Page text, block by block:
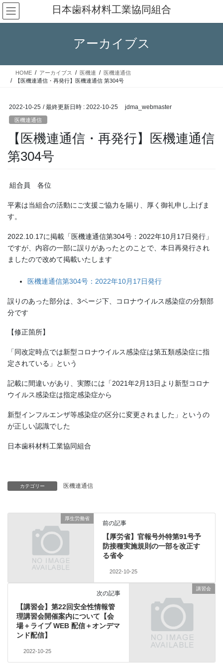
コ
ン
テ
ス
ナ
ビ
ゲ
ン
日本歯科材料工業協同組合
アーカイブス
HOME アーカイブス 医機連
医機連通信
【医機連通信・再発行】医機連通信 第304号
2022-10-25 / 最終更新日時 : 2022-10-25 jdma_webmaster
医機連通信
【医機連通信・再発行】医機連通信
第304号
組合員 各位
平素は当組合の活動にご支援ご協力を賜り、厚く御礼申し上げま
す。
2022.10.17に掲載「医機連通信第304号：2022年10月17日発行」
ですが、内容の一部に誤りがあったとのことで、本日再発行され
ましたので改めて掲載いたします
医機連通信第304号：2022年10月17日発行
誤りのあった部分は、3ページ下、コロナウイルス感染症の分類部
分です
【修正箇所】
「同改定時点では新型コロナウイルス感染症は第五類感染症に指
定されている」という
記載に間違いがあり、実際には「2021年2月13日より新型コロナ
ウイルス感染症は指定感染症から
新型インフルエンザ等感染症の区分に変更されました」というの
が正しい認識でした
日本歯科材料工業協同組合
カテゴリー 医機連通信
厚生労働省
前の記事
【厚労省】官報号外特第91号予
防接種実施規則の一部を改正す
る省令
2022-10-25
講習会
次の記事
【講習会】第22回安全性情報管
理講習会開催案内について【会
場＋ライブ WEB 配信＋オンデマ
ンド配信】
2022-10-25